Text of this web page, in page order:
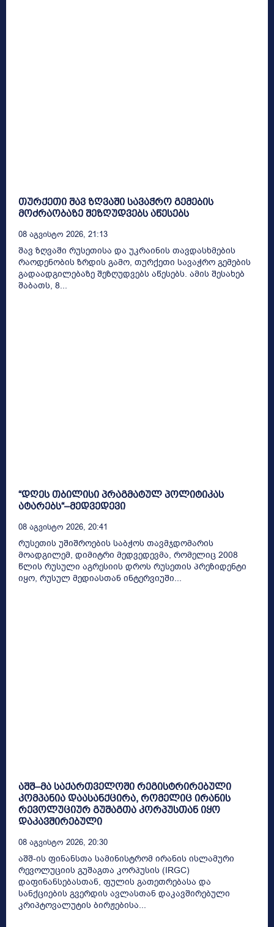
თურქეთი შავ ზღვაში სავაჭრო გემების
მოძრაობაზე შეზღუდვებს აწესებს
08 Აგვისტო 2026, 21:13
შავ ზღვაში რუსეთისა და უკრაინის თავდასხმების
რაოდენობის ზრდის გამო, თურქეთი სავაჭრო გემების
გადაადგილებაზე შეზღუდვებს აწესებს. ამის შესახებ
შაბათს, 8...
“დღეს თბილისი პრაგმატულ პოლიტიკას
ატარებს“–მედვედევი
08 Აგვისტო 2026, 20:41
რუსეთის უშიშროების საბჭოს თავმჯდომარის
მოადგილემ, დიმიტრი მედვედევმა, რომელიც 2008
წლის რუსული აგრესიის დროს რუსეთის პრეზიდენტი
იყო, რუსულ მედიასთან ინტერვიუში...
აშშ–მა საქართველოში რეგისტრირებული
კომპანია დაასანქცირა, რომელიც ირანის
რევოლუციურ გუშაგთა კორპუსთან იყო
დაკავშირებული
08 Აგვისტო 2026, 20:30
აშშ-ის ფინანსთა სამინისტრომ ირანის ისლამური
რევოლუციის გუშაგთა კორპუსის (IRGC)
დაფინანსებასთან, ფულის გათეთრებასა და
სანქციების გვერდის ავლასთან დაკავშირებული
კრიპტოვალუტის ბირჟებისა...